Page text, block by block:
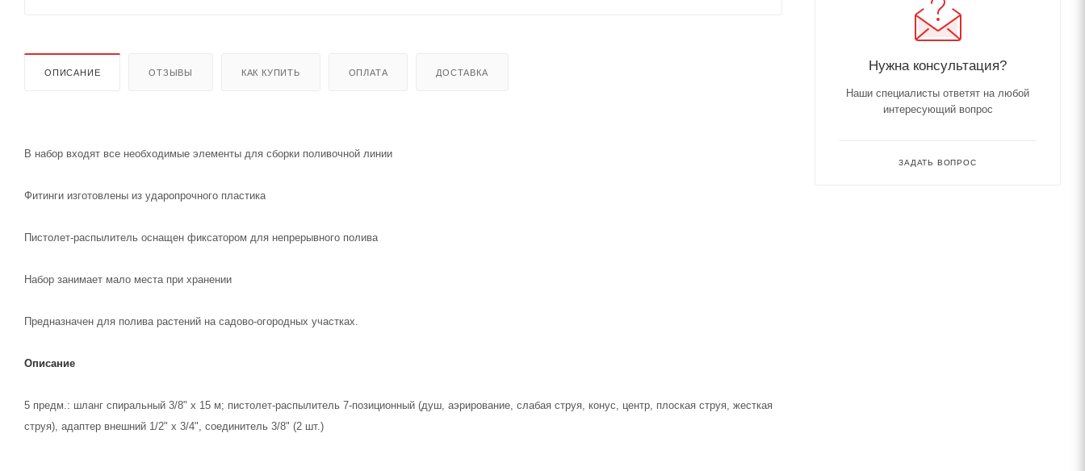
ОПИСАНИЕ ОТЗЫВЫ КАК КУПИТЬ ОПЛАТА ДОСТАВКА
В набор входят все необходимые элементы для сборки поливочной линии
Фитинги изготовлены из ударопрочного пластика
Пистолет-распылитель оснащен фиксатором для непрерывного полива
Набор занимает мало места при хранении
Предназначен для полива растений на садово-огородных участках.
Описание
5 предм.: шланг спиральный 3/8" x 15 м; пистолет-распылитель 7-позиционный (душ, аэрирование, слабая струя, конус, центр, плоская струя, жесткая
струя), адаптер внешний 1/2" x 3/4", соединитель 3/8" (2 шт.)
Нужна консультация?
Наши специалисты ответят на любой
интересующий вопрос
ЗАДАТЬ ВОПРОС